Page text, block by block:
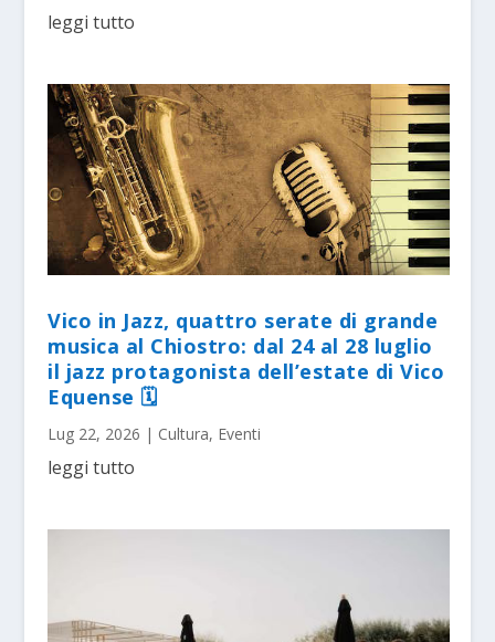
leggi tutto
Vico in Jazz, quattro serate di grande
musica al Chiostro: dal 24 al 28 luglio
il jazz protagonista dell’estate di Vico
Equense 🗓
Lug 22, 2026 | Cultura, Eventi
leggi tutto